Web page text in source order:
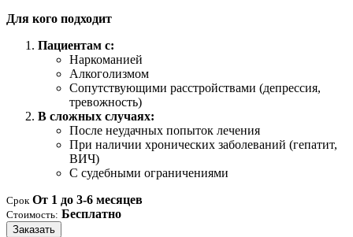
Для кого подходит
Пациентам с:
Наркоманией
Алкоголизмом
Сопутствующими расстройствами (депрессия,
тревожность)
В сложных случаях:
После неудачных попыток лечения
При наличии хронических заболеваний (гепатит,
ВИЧ)
С судебными ограничениями
Срок От 1 до 3-6 месяцев
Стоимость: Бесплатно
Заказать